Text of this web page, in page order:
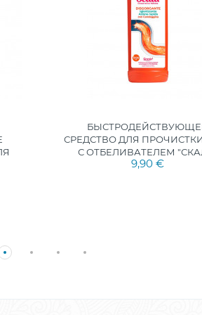
СРЕДСТВО ДЛЯ
С ОТБЕЛИВАТЕЛЕМ
9,90 €